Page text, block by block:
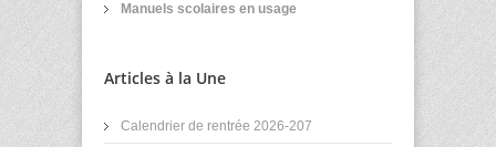
Manuels scolaires en usage
Articles à la Une
Calendrier de rentrée 2026-207